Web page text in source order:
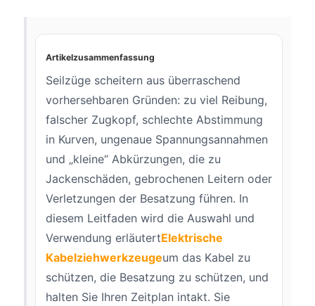
Artikelzusammenfassung
Seilzüge scheitern aus überraschend
vorhersehbaren Gründen: zu viel Reibung,
falscher Zugkopf, schlechte Abstimmung
in Kurven, ungenaue Spannungsannahmen
und „kleine“ Abkürzungen, die zu
Jackenschäden, gebrochenen Leitern oder
Verletzungen der Besatzung führen. In
diesem Leitfaden wird die Auswahl und
Verwendung erläutertElektrische
Kabelziehwerkzeugeum das Kabel zu
schützen, die Besatzung zu schützen, und
halten Sie Ihren Zeitplan intakt. Sie